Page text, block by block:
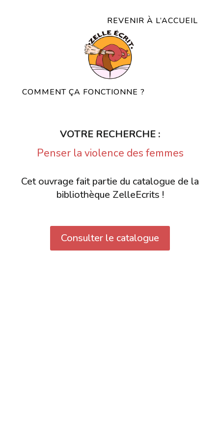
REVENIR À L’ACCUEIL
COMMENT ÇA FONCTIONNE ?
VOTRE RECHERCHE :
Penser la violence des femmes
Cet ouvrage fait partie du catalogue de la
bibliothèque ZelleEcrits !
Consulter le catalogue